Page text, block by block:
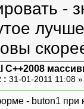
-
C++2008
: 31-01-2011 11:08
- buton1 при